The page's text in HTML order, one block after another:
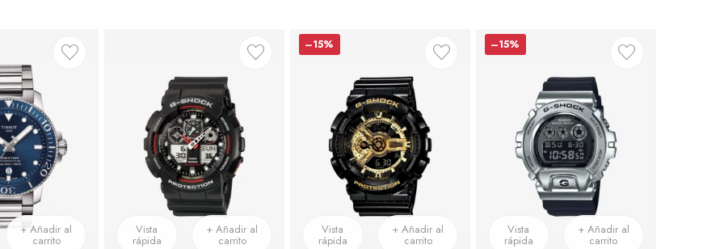
+ Añadir al
carrito
Vista
rápida
+ Añadir al
carrito
–15%
Vista
rápida
+ Añadir al
carrito
–15%
Vista
rápida
+ Añadir al
carrito